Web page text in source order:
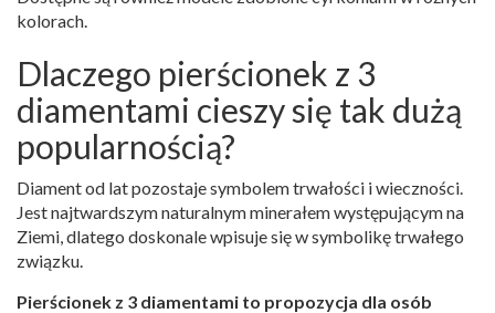
kolorach.
Dlaczego pierścionek z 3
diamentami cieszy się tak dużą
popularnością?
Diament od lat pozostaje symbolem trwałości i wieczności.
Jest najtwardszym naturalnym minerałem występującym na
Ziemi, dlatego doskonale wpisuje się w symbolikę trwałego
związku.
Pierścionek z 3 diamentami to propozycja dla osób